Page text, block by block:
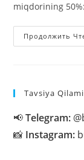
miqdorining
Продолжить
Tavsiya
📢Telegram:
📸 Instagram: